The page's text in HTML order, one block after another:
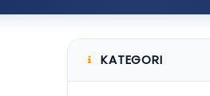
KATEGORI